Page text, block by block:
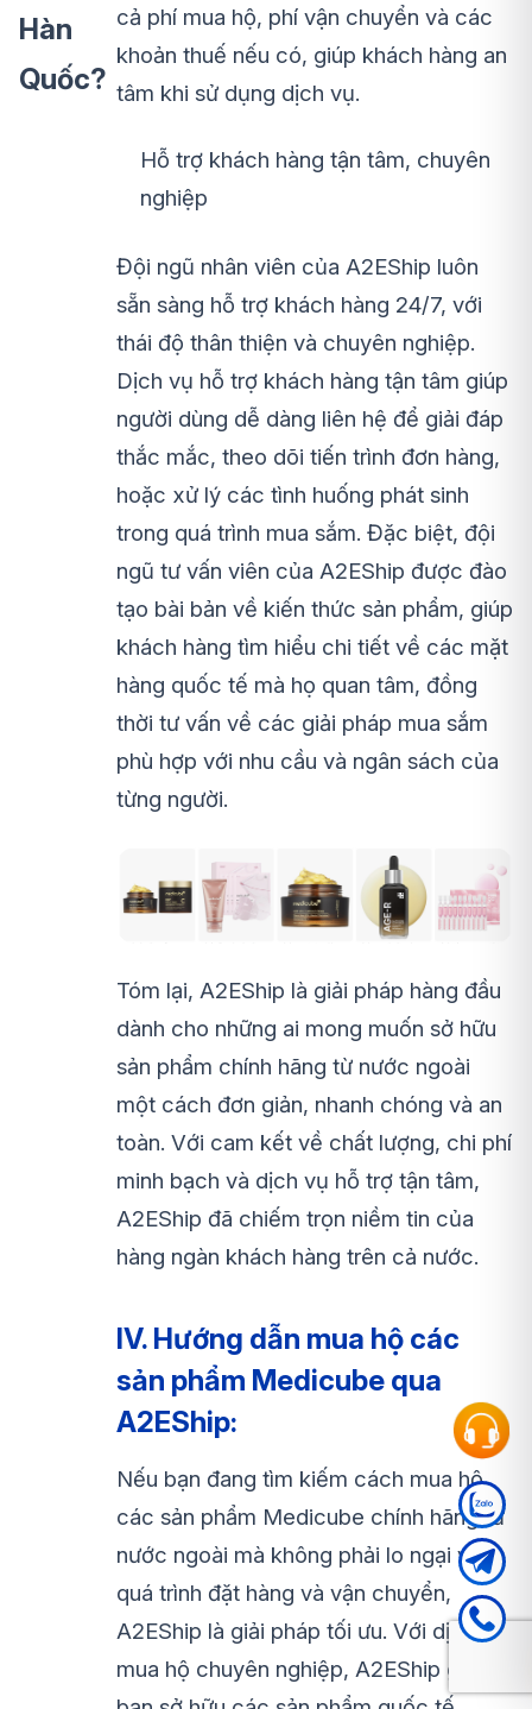
Hàn
Quốc?
cả phí mua hộ, phí vận chuyển và các
khoản thuế nếu có, giúp khách hàng an
tâm khi sử dụng dịch vụ.
Hỗ trợ khách hàng tận tâm, chuyên
nghiệp
Đội ngũ nhân viên của A2EShip luôn
sẵn sàng hỗ trợ khách hàng 24/7, với
thái độ thân thiện và chuyên nghiệp.
Dịch vụ hỗ trợ khách hàng tận tâm giúp
người dùng dễ dàng liên hệ để giải đáp
thắc mắc, theo dõi tiến trình đơn hàng,
hoặc xử lý các tình huống phát sinh
trong quá trình mua sắm. Đặc biệt, đội
ngũ tư vấn viên của A2EShip được đào
tạo bài bản về kiến thức sản phẩm, giúp
khách hàng tìm hiểu chi tiết về các mặt
hàng quốc tế mà họ quan tâm, đồng
thời tư vấn về các giải pháp mua sắm
phù hợp với nhu cầu và ngân sách của
từng người.
Tóm lại, A2EShip là giải pháp hàng đầu
dành cho những ai mong muốn sở hữu
sản phẩm chính hãng từ nước ngoài
một cách đơn giản, nhanh chóng và an
toàn. Với cam kết về chất lượng, chi phí
minh bạch và dịch vụ hỗ trợ tận tâm,
A2EShip đã chiếm trọn niềm tin của
hàng ngàn khách hàng trên cả nước.
IV. Hướng dẫn mua hộ các
sản phẩm Medicube qua
A2EShip:
Nếu bạn đang tìm kiếm cách mua hộ
các sản phẩm Medicube chính hãng từ
nước ngoài mà không phải lo ngại về
quá trình đặt hàng và vận chuyển,
A2EShip là giải pháp tối ưu. Với dịch vụ
mua hộ chuyên nghiệp, A2EShip giúp